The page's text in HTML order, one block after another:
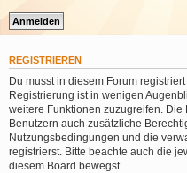
REGISTRIEREN
Du musst in diesem Forum
Registrierung ist in wenigen
weitere Funktionen zuzugreifen.
Benutzern auch zusätzliche
Nutzungsbedingungen und die
registrierst. Bitte beachte auch die
diesem Board bewegst.